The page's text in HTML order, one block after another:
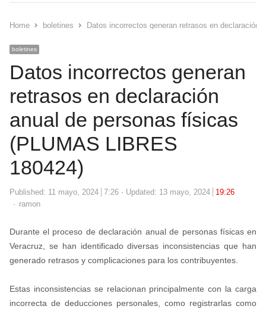
Home boletines Datos incorrectos generan retrasos en
boletines
Datos incorrectos generan
retrasos en declaración
anual de personas físicas
(PLUMAS LIBRES
180424)
Published: 11 mayo, 2024 7:26 Updated: 13 mayo, 2024
19:26
Author
ramon
Durante el proceso de declaración anual de personas físicas en
Veracruz, se han identificado diversas inconsistencias que han
generado retrasos y complicaciones para los contribuyentes.
Estas inconsistencias se relacionan principalmente con la carga
incorrecta de deducciones personales, como registrarlas como